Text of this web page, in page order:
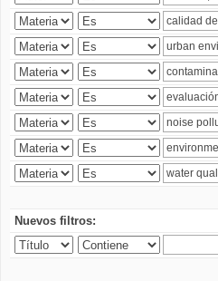
Nuevos filtros: